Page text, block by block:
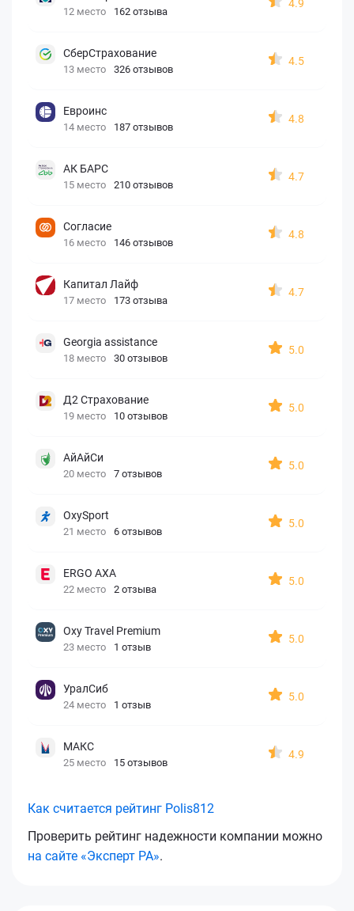
12 место 162 отзыва
4.9
СберСтрахование
13 место 326 отзывов
4.5
Евроинс
14 место 187 отзывов
4.8
АК БАРС
15 место 210 отзывов
4.7
Согласие
16 место 146 отзывов
4.8
Капитал Лайф
17 место 173 отзыва
4.7
Georgia assistance
18 место 30 отзывов
5.0
Д2 Страхование
19 место 10 отзывов
5.0
АйАйСи
20 место 7 отзывов
5.0
OxySport
21 место 6 отзывов
5.0
ERGO AXA
22 место 2 отзыва
5.0
Oxy Travel Premium
23 место 1 отзыв
5.0
УралСиб
24 место 1 отзыв
5.0
МАКС
25 место 15 отзывов
4.9
Как считается рейтинг Polis812
Проверить рейтинг надежности компании можно
на сайте «Эксперт РА».